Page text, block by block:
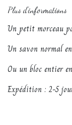
Plus d'informations
Un petit morceau
Un savon normal
Ou un bloc entier
Expédition : 2-5